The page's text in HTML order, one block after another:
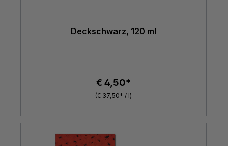
Deckschwarz, 120 ml
€ 4,50*
(€ 37,50* / l)